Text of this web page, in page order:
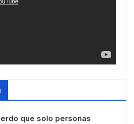
que solo personas